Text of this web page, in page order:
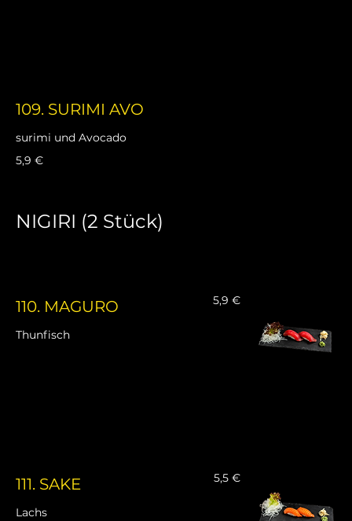
109. SURIMI AVO
surimi und Avocado
5,9 €
NIGIRI (2 Stück)
110. MAGURO
Thunfisch
5,9 €
111. SAKE
Lachs
5,5 €